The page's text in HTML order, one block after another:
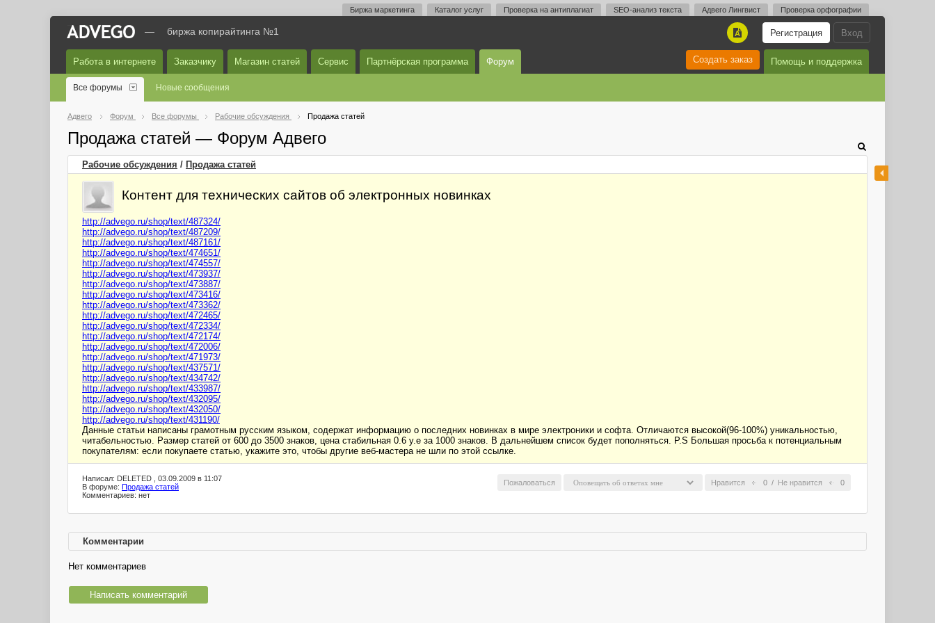
Биржа маркетинга Каталог услуг Проверка на антиплагиат SEO-анализ текста Адвего Лингвист Проверка орфографии
Вход
Регистрация
A
— биржа копирайтинга №1
Работа в интернете Заказчику Магазин статей Сервис Партнёрская программа Форум Помощь и поддержка
Создать заказ
Все форумы Новые сообщения
Адвего Форум Все форумы Рабочие обсуждения Продажа статей
Продажа статей — Форум Адвего
Рабочие обсуждения / Продажа статей
Контент для технических сайтов об электронных новинках
http://advego.ru/shop/text/487324/
http://advego.ru/shop/text/487209/
http://advego.ru/shop/text/487161/
http://advego.ru/shop/text/474651/
http://advego.ru/shop/text/474557/
http://advego.ru/shop/text/473937/
http://advego.ru/shop/text/473887/
http://advego.ru/shop/text/473416/
http://advego.ru/shop/text/473362/
http://advego.ru/shop/text/472465/
http://advego.ru/shop/text/472334/
http://advego.ru/shop/text/472174/
http://advego.ru/shop/text/472006/
http://advego.ru/shop/text/471973/
http://advego.ru/shop/text/437571/
http://advego.ru/shop/text/434742/
http://advego.ru/shop/text/433987/
http://advego.ru/shop/text/432095/
http://advego.ru/shop/text/432050/
http://advego.ru/shop/text/431190/
Данные статьи написаны грамотным русским языком, содержат информацию о последних новинках в мире электроники и софта. Отличаются высокой(96-100%) уникальностью,
читабельностью. Размер статей от 600 до 3500 знаков, цена стабильная 0.6 у.е за 1000 знаков. В дальнейшем список будет пополняться. P.S Большая просьба к потенциальным
покупателям: если покупаете статью, укажите это, чтобы другие веб-мастера не шли по этой ссылке.
Нравится 0 / Не нравится 0
Пожаловаться
Написал: DELETED , 03.09.2009 в 11:07
В форуме: Продажа статей
Комментариев: нет
Комментарии
Нет комментариев
Написать комментарий